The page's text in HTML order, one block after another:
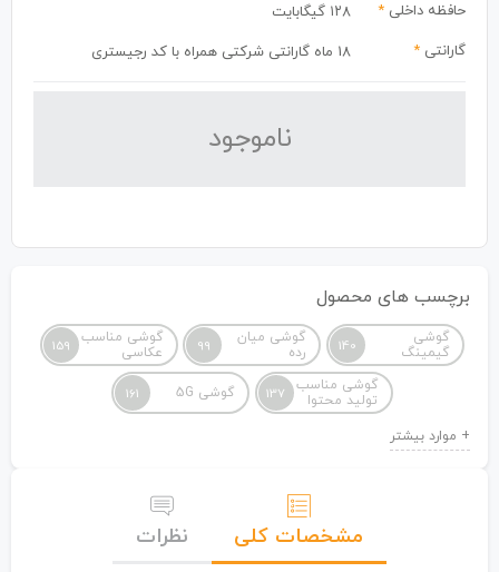
حافظه داخلی *
۱۲۸ گیگابایت
گارانتی * 18 ماه گارانتی شرکتی همراه با کد رجیستری
نا‌موجود
برچسب های محصول
گوشی
گیمینگ
140
گوشی میان
رده
99
گوشی مناسب
عکاسی
159
گوشی مناسب
تولید محتوا
137 گوشی 5G 161
مشخصات کلی
نظرات